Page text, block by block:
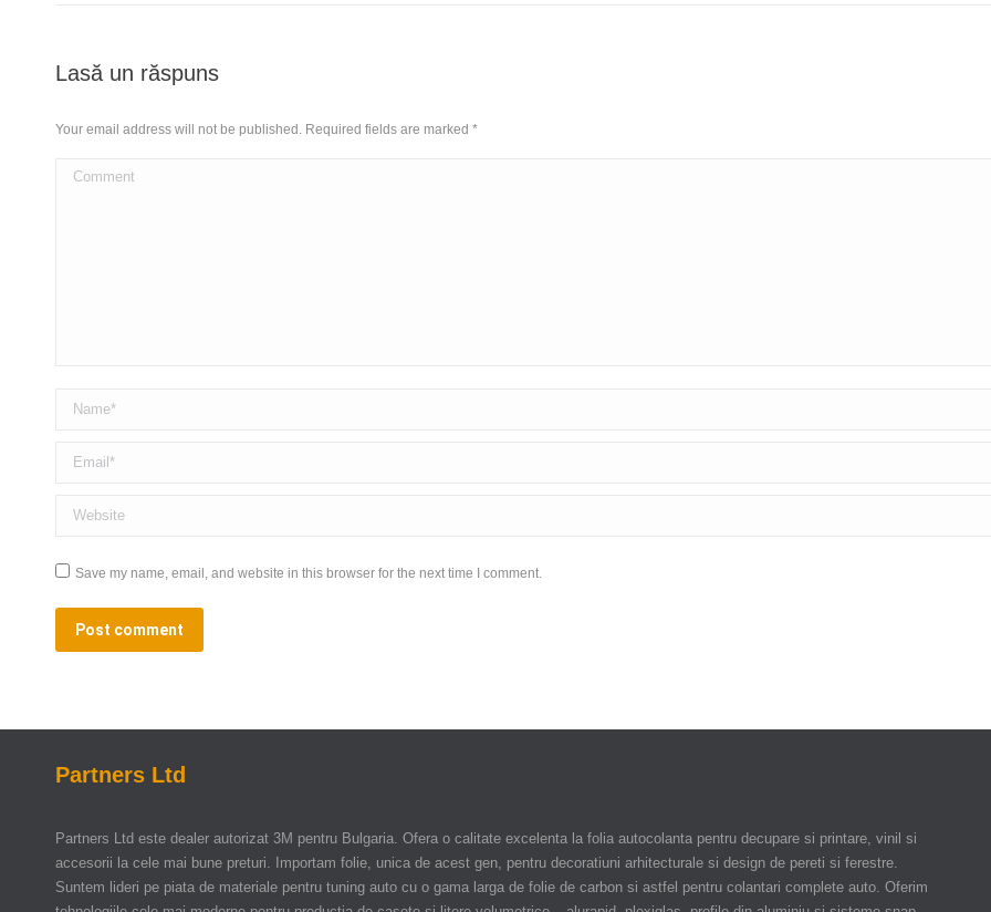
Lasă un răspuns
Your email address will not be published. Required fields are marked *
Comment
Name *
Email *
Website
Save my name, email, and website in this browser for the next time I comment.
Post comment
Partners Ltd
Partners Ltd este dealer autorizat 3M pentru Bulgaria. Ofera o calitate excelenta la folia autocolanta pentru decupare si printare, vinil si
accesorii la cele mai bune preturi. Importam folie, unica de acest gen, pentru decoratiuni arhitecturale si design de pereti si ferestre.
Suntem lideri pe piata de materiale pentru tuning auto cu o gama larga de folie de carbon si astfel pentru colantari complete auto. Oferim